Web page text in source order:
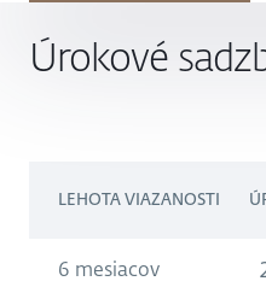
Úrokové
LEHOTA VIAZANOSTI
6 mesiacov